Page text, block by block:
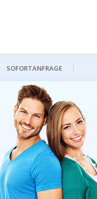
SOFORTANFRAGE